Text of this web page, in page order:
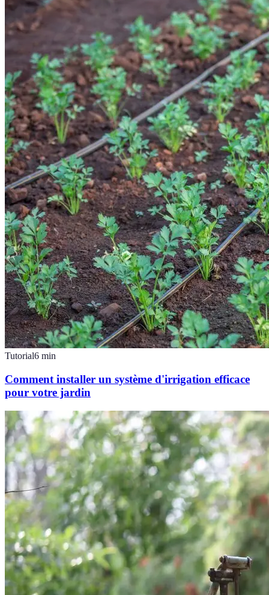
Tutorial6 min
Comment installer un système d'irrigation efficace
pour votre jardin